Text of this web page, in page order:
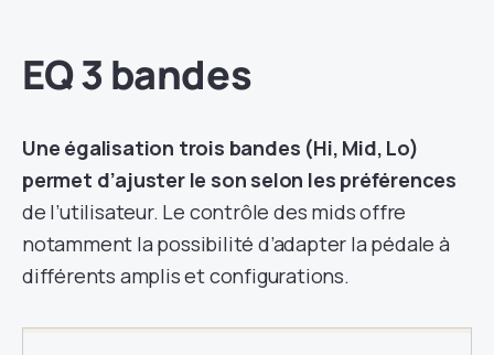
EQ 3 bandes
Une égalisation trois bandes (Hi, Mid, Lo)
permet d’ajuster le son selon les préférences
de l’utilisateur. Le contrôle des mids offre
notamment la possibilité d’adapter la pédale à
différents amplis et configurations.